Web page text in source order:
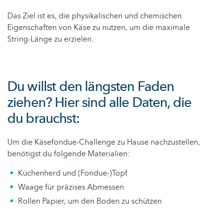
Das Ziel ist es, die physikalischen und chemischen
Eigenschaften von Käse zu nutzen, um die maximale
String-Länge zu erzielen.
Du willst den längsten Faden
ziehen? Hier sind alle Daten, die
du brauchst:
Um die Käsefondue-Challenge zu Hause nachzustellen,
benötigst du folgende Materialien:
Küchenherd und (Fondue-)Topf
Waage für präzises Abmessen
Rollen Papier, um den Boden zu schützen